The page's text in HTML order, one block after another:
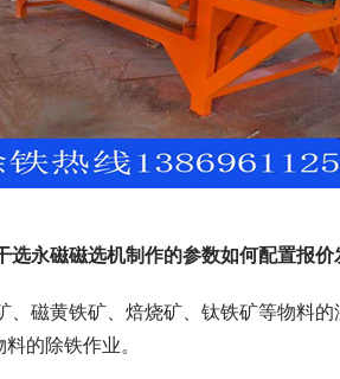
永磁磁选机制作的参数如何配置报
、磁黄铁矿、焙烧矿、钛铁矿等物料
的除铁作业。